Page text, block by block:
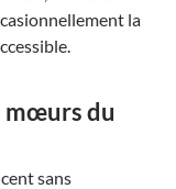
la
mœurs du
sans